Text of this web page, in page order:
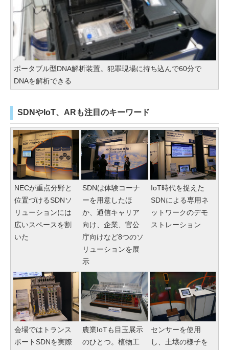
ポータブル型DNA解析装置。犯罪現場に持ち込んで60分で
DNAを解析できる
SDNやIoT、ARも注目のキーワード
NECが重点分野と
位置づけるSDNソ
リューションには
広いスペースを割
いた
SDNは体験コーナ
ーを用意したほ
か、通信キャリア
向け、企業、官公
庁向けなど8つのソ
リューションを展
示
IoT時代を捉えた
SDNによる専用ネ
ットワークのデモ
ストレーション
会場ではトランス
ポートSDNを実際
農業IoTも目玉展示
のひとつ。植物工
センサーを使用
し、土壌の様子を